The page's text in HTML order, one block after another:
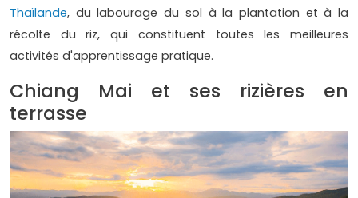
Thaïlande, du labourage du sol à la plantation et à la
récolte du riz, qui constituent toutes les meilleures
activités d'apprentissage pratique.
Chiang Mai et ses rizières en
terrasse